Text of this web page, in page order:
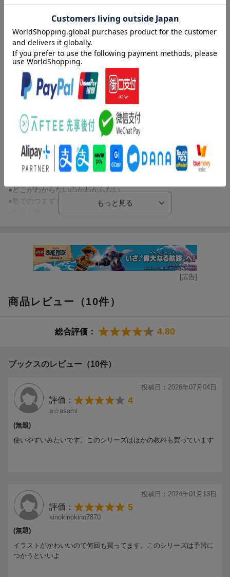
●どこがわからないのかわからない。
●塾でのつまずきを解消したい。
●内容が難しいと勉強が続かない。
●学習習慣を身につけたい。
●ひとりで学習できるようになりたい。
●先取り学習をしたい。
●復習や苦手を克服したい中学生〜大人にも。
［わかった、の声が続々！ ］
●勉強が苦手なうちの子でも、問題が解けました。簡単だからこそ
継続して勉強できています。
●基本問題があるので、どこが覚えられていないか確認しやすいで
す。
●解説ページさえ読めば、ちゃんと問題が解けるシステムになって
●ちょっと簡単すぎるくらいですが、気軽に毎日やりきれる量で、
子どもがあきずに続けられています。
●解説ページがわかりやすいので、子どもに説明しやすく、使いや
ので達成感があります！
（旧版読者はがきより抜粋）
を行いました。
●別冊解答のレイアウトを変更し、より答え合わせをしやすくしま
［編集部から］
参考書がはじめての人も、勉強が苦手な人でも大丈夫。難しい用
語を使わず、わかりやすい文章と図解で解説しています。「ひと
つひとつなら、続けられる」とたくさんのうれしいお声をいただ
いた、自慢のベストセラーです。
内容紹介（JPROより）
［シリーズ累計600万部！ 人気参考書のオールカラー改訂版］
●やさしい言葉で要点しっかり。
●1回分は読む→解くがセットで、約10分。やりきれるから、自信
がつく！
●問題とセットで答え合わせできる別冊解答と、学習管理に役立つ
シールつき。
［こんなお子さまにおすすめ！ ］
●どこがわからないのかわからない。
●塾でのつまずきを解消したい。
●内容が難しいと勉強が続かない。
●先取り学習をしたい。
●復習や苦手を克服したい中学生〜大人にも。
継続して勉強できています。
●解説ページさえ読めば、ちゃんと問題が解けるシステムになって
●ちょっと簡単すぎるくらいですが、気軽に毎日やりきれる量で、
子どもがあきずに続けられています。
●解説ページがわかりやすいので、子どもに説明しやすく、使いや
すかったです。
●さらっと1、2週間で1冊が終わりました。1年分がおさえられる
ので達成感があります！
（旧版読者はがきより抜粋）
●別冊解答のレイアウトを変更し、より答え合わせをしやすくしま
した。
●学習管理に役立つシールがつきました。
参考書がはじめての人も、勉強が苦手な人でも大丈夫。難しい用
[広告]
商品レビュー（10件）
総合評価： 4.80
ブックスのレビュー（10件）
投稿日：2026年07月04日
評価： 4
a☆asami
(無題)
使いやすいみたいです。このシリーズはほかの教科も買っています
投稿日：2024年01月13日
評価： 5
kinokinokino7870
(無題)
イラストがかわいいので何回も買ってます。このシリーズは予習に
つかうといいよ